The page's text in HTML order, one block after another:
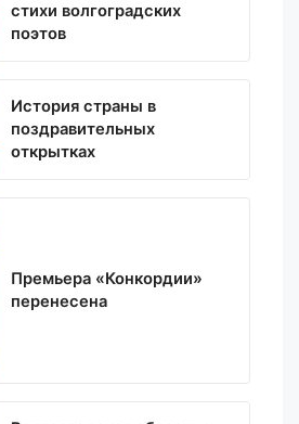
стихи волгоградских
поэтов
История страны в
поздравительных
открытках
Премьера «Конкордии»
перенесена